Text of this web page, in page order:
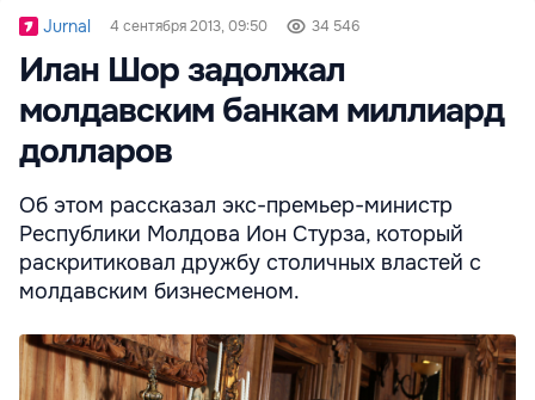
Jurnal 4 сентября 2013, 09:50 34 546
Илан Шор задолжал
молдавским банкам миллиард
долларов
Об этом рассказал экс-премьер-министр
Республики Молдова Ион Стурза, который
раскритиковал дружбу столичных властей с
молдавским бизнесменом.